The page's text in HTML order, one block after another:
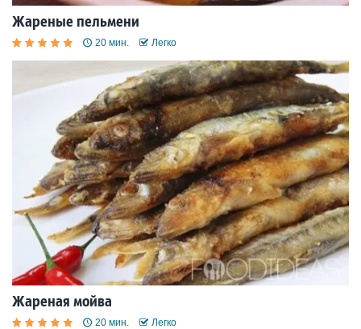
Жареные пельмени
20 мин. Легко
Жареная мойва
20 мин. Легко